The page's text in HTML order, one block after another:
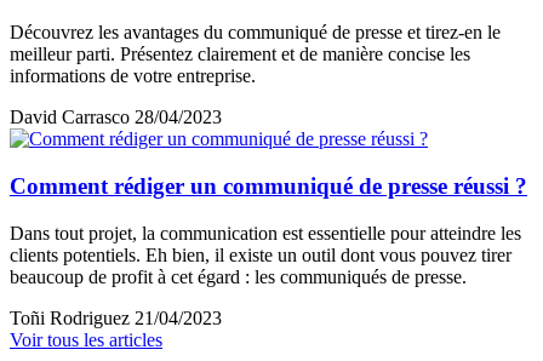
Découvrez les avantages du communiqué de presse et tirez-en le
meilleur parti. Présentez clairement et de manière concise les
informations de votre entreprise.
David Carrasco 28/04/2023
Comment rédiger un communiqué de presse réussi ?
Dans tout projet, la communication est essentielle pour atteindre les
clients potentiels. Eh bien, il existe un outil dont vous pouvez tirer
beaucoup de profit à cet égard : les communiqués de presse.
Toñi Rodriguez 21/04/2023
Voir tous les articles